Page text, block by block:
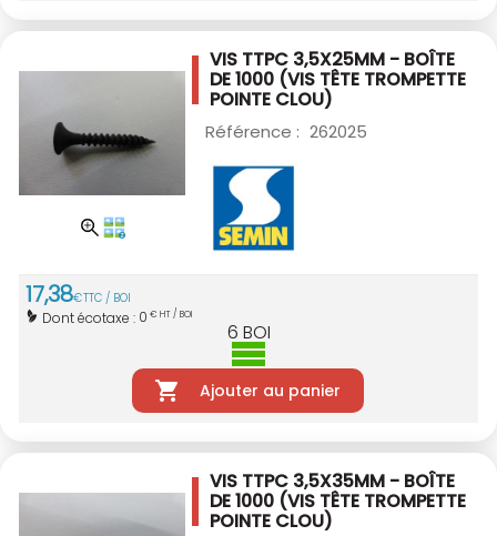
VIS TTPC 3,5X25MM - BOÎTE
DE 1000 (VIS TÊTE TROMPETTE
POINTE CLOU)
Référence : 262025
17,38€TTC / BOI
Dont écotaxe : 0 € HT / BOI
6 BOI
Ajouter au panier
VIS TTPC 3,5X35MM - BOÎTE
DE 1000 (VIS TÊTE TROMPETTE
POINTE CLOU)